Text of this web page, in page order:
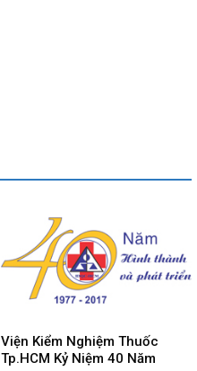
Viện Kiểm Nghiệm Thuốc
Tp.HCM Kỷ Niệm 40 Năm